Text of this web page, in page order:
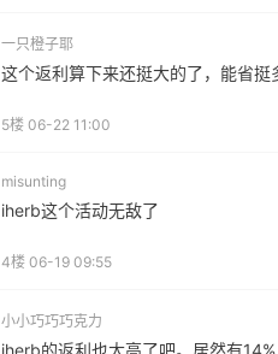
一只橙子耶
这个返利算下来还挺大的了，能省挺
5楼 06-22 11:00
misunting
iherb这个活动无敌了
4楼 06-19 09:55
小小巧巧巧克力
iherb的返利也太高了吧。居然有14%
Mac Duggal
最高2%返利
30%返利
54人获得返利